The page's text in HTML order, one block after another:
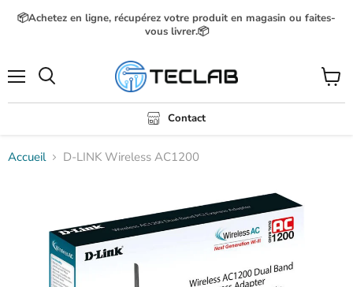
📦Achetez en ligne, récupérez votre produit en magasin ou faites-
vous livrer.📦
Contact
Voir
le
Accueil D-LINK Wireless AC1200